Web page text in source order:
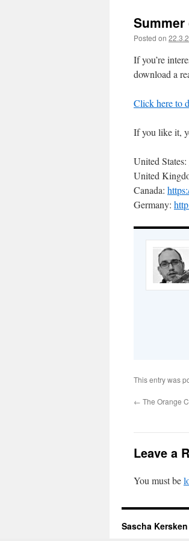
Summer
Posted on
If you’re
download a
Click here to
If you like it,
United States:
United
Canada:
Germany:
This entry was
← The Orange
Leave a
You must be
Sascha Kersken